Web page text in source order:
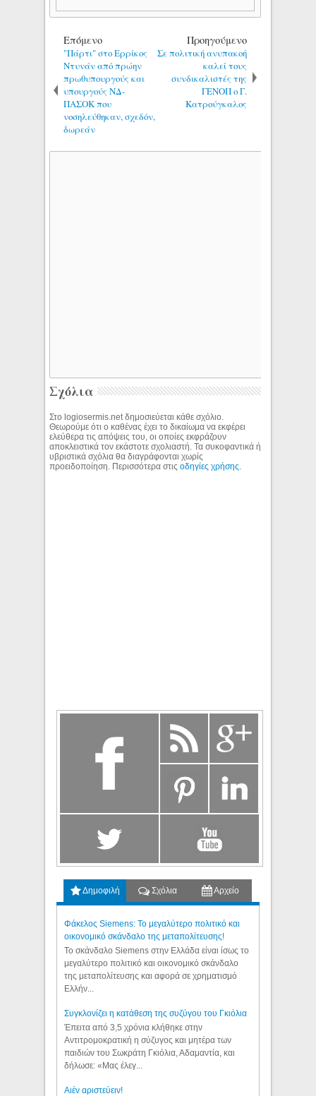
Επόμενο
"Πάρτι" στο Ερρίκος
Ντυνάν από πρώην
πρωθυπουργούς και
υπουργούς ΝΔ-
ΠΑΣΟΚ που
νοσηλεύθηκαν, σχεδόν,
δωρεάν
Προηγούμενο
Σε πολιτική ανυπακοή
καλεί τους
συνδικαλιστές της
ΓΕΝΟΠ ο Γ.
Κατρούγκαλος
Σχόλια
Στο logiosermis.net δημοσιεύεται κάθε σχόλιο.
Θεωρούμε ότι ο καθένας έχει το δικαίωμα να εκφέρει
ελεύθερα τις απόψεις του, οι οποίες εκφράζουν
αποκλειστικά τον εκάστοτε σχολιαστή. Τα συκοφαντικά ή
υβριστικά σχόλια θα διαγράφονται χωρίς
προειδοποίηση. Περισσότερα στιςοδηγίες χρήσης.
Δημοφιλή Σχόλια Αρχείο
Φάκελος Siemens: Το μεγαλύτερο πολιτικό και
οικονομικό σκάνδαλο της μεταπολίτευσης!
Το σκάνδαλο Siemens στην Ελλάδα είναι ίσως το
μεγαλύτερο πολιτικό και οικονομικό σκάνδαλο
της μεταπολίτευσης και αφορά σε χρηματισμό
Ελλήν...
Συγκλονίζει η κατάθεση της συζύγου του Γκιόλια
Έπειτα από 3,5 χρόνια κλήθηκε στην
Αντιτρομοκρατική η σύζυγος και μητέρα των
παιδιών του Σωκράτη Γκιόλια, Αδαμαντία, και
δήλωσε: «Μας έλεγ...
Aιέν αριστεύειν!